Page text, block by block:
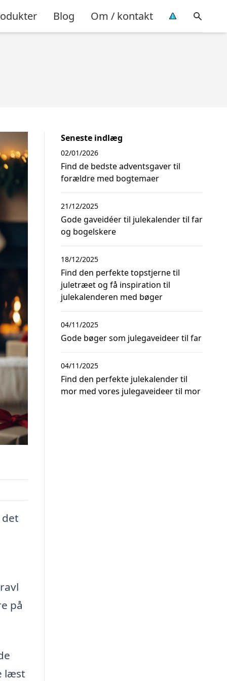
Blog Om / kontakt
på
læst
Seneste indlæg
Find de bedste adventsgaver til
forældre med bogtemaer
02/01/2026
Gode gaveidéer til julekalender til far
og bogelskere
21/12/2025
Find den perfekte topstjerne til
juletræet og få inspiration til
julekalenderen med bøger
18/12/2025
Gode bøger som julegaveideer til far
04/11/2025
Find den perfekte julekalender til
mor med vores julegaveideer til mor
04/11/2025